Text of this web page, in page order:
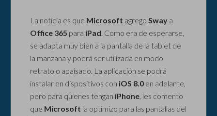
La noticia es que Microsoft agregoSway a
Office 365 para iPad. Como era de esperarse,
se adapta muy bien a la pantalla de la tablet de
la manzana y podrá ser utilizada en modo
retrato o apaisado. La aplicación se podrá
instalar en dispositivos con iOS 8.0 en adelante,
pero para quienes tengan iPhone, les comento
que Microsoft la optimizo para las pantallas del